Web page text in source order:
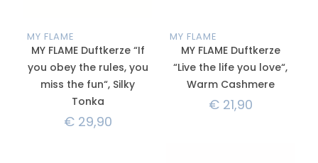
MY FLAME
MY FLAME Duftkerze “If
you obey the rules, you
miss the fun“, Silky
Tonka
€29,90
MY FLAME
MY FLAME Duftkerze
“Live the life you love“,
Warm Cashmere
€21,90